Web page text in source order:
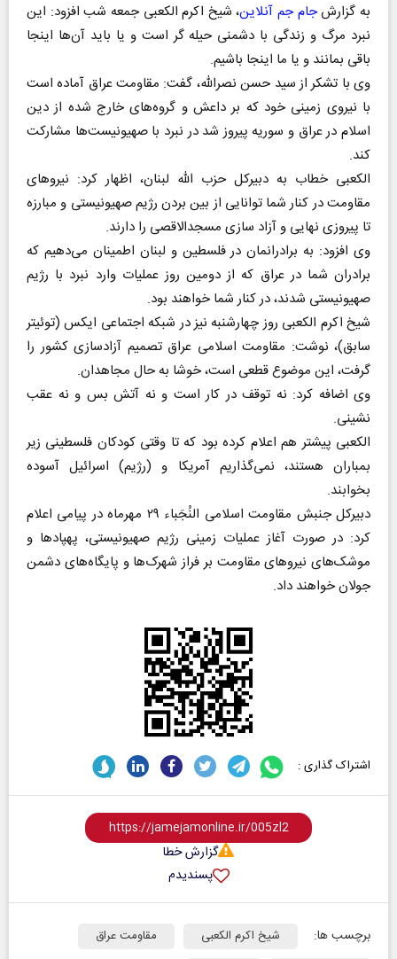
به گزارشجام جم آنلاین، شیخ اکرم الکعبی جمعه شب افزود: این
نبرد مرگ و زندگی با دشمنی حیله گر است و یا باید آن‌ها اینجا
باقی بمانند و یا ما اینجا باشیم.
وی با تشکر از سید حسن نصرالله، گفت: مقاومت عراق آماده است
با نیروی زمینی خود که بر داعش و گروه‌های خارج شده از دین
اسلام در عراق و سوریه پیروز شد در نبرد با صهیونیست‌ها مشارکت
کند.
الکعبی خطاب به دبیرکل حزب الله لبنان، اظهار کرد: نیرو‌های
مقاومت در کنار شما توانایی از بین بردن رژیم صهیونیستی و مبارزه
تا پیروزی نهایی و آزاد سازی مسجدالاقصی را دارند.
وی افزود: به برادرانمان در فلسطین و لبنان اطمینان می‌دهیم که
برادران شما در عراق که از دومین روز عملیات وارد نبرد با رژیم
صهیونیستی شدند، در کنار شما خواهند بود.
شیخ اکرم الکعبی روز چهارشنبه نیز در شبکه اجتماعی ایکس (توئیتر
سابق)، نوشت: مقاومت اسلامی عراق تصمیم آزادسازی کشور را
گرفت، این موضوع قطعی است، خوشا به حال مجاهدان.
وی اضافه کرد: نه توقف در کار است و نه آتش بس و نه عقب
نشینی.
الکعبی پیشتر هم اعلام کرده بود که تا وقتی کودکان فلسطینی زیر
بمباران هستند، نمی‌گذاریم آمریکا و (رژیم) اسرائیل آسوده
بخوابند.
دبیرکل جنبش مقاومت اسلامی النُجَباء ۲۹ مهرماه در پیامی اعلام
کرد: در صورت آغاز عملیات زمینی رژیم صهیونیستی، پهپاد‌ها و
موشک‌های نیرو‌های مقاومت بر فراز شهرک‌ها و پایگاه‌های دشمن
جولان خواهند داد.
اشتراک گذاری :
گزارش خطا
پسندیدم
برچسب ها: شیخ اکرم الکعبی
مقاومت عراق